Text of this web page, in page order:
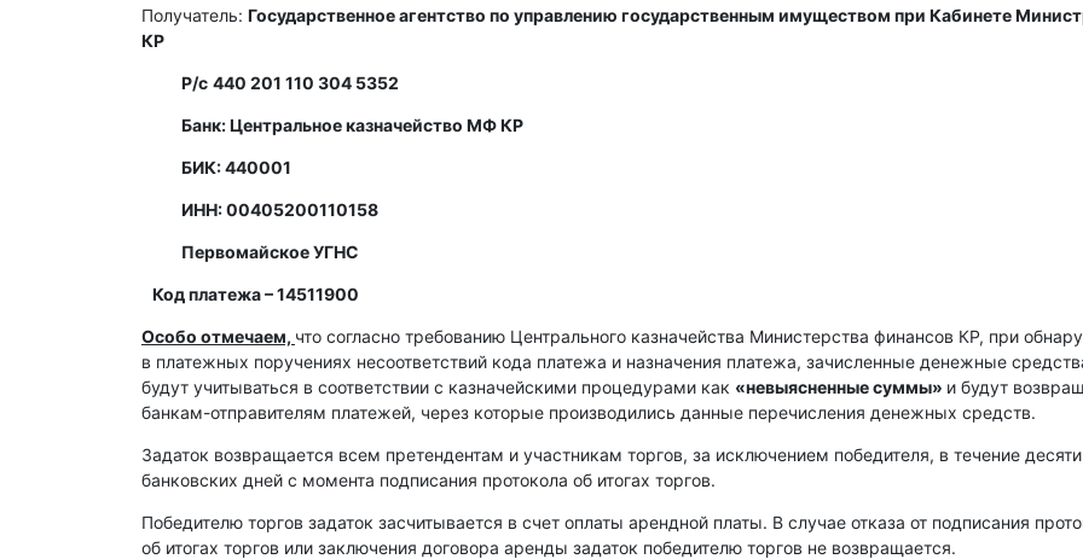
Получатель: Государственное агентство по управлению государственным имуществом при Кабинете
КР
Р/с 440 201 110 304 5352
Банк: Центральное казначейство МФ КР
БИК: 440001
ИНН: 00405200110158
Первомайское УГНС
Код платежа – 14511900
Особо отмечаем, что согласно требованию Центрального казначейства Министерства финансов КР, при
в платежных поручениях несоответствий кода платежа и назначения платежа, зачисленные денежные
будут учитываться в соответствии с казначейскими процедурами как «невыясненные суммы» и будут
банкам-отправителям платежей, через которые производились данные перечисления денежных средств.
Задаток возвращается всем претендентам и участникам торгов, за исключением победителя, в течение десяти
банковских дней с момента подписания протокола об итогах торгов.
Победителю торгов задаток засчитывается в счет оплаты арендной платы. В случае отказа от подписания
об итогах торгов или заключения договора аренды задаток победителю торгов не возвращается.